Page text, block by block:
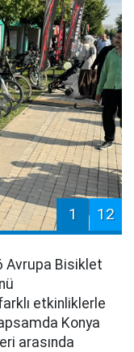
1 12
Avrupa Bisiklet
etkinliklerle
Konya
arasında